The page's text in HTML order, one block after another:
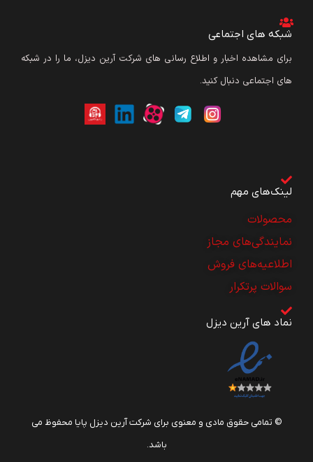
شبکه های اجتماعی
برای مشاهده اخبار و اطلاع رسانی های شرکت آرین دیزل، ما را در شبکه
های اجتماعی دنبال کنید.
لینک‌های مهم
محصولات
نمایندگی‌های مجاز
اطلاعیه‌های فروش
سوالات پرتکرار
نماد های آرین دیزل
© تمامی حقوق مادی و معنوی برای شرکت آرین دیزل پایا محفوظ می
باشد.